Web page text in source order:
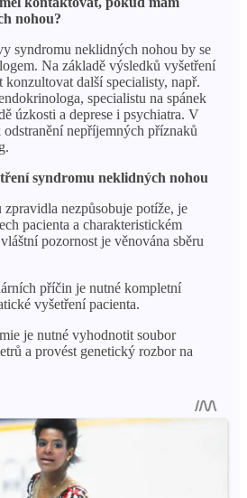
nohou?
syndromu neklidných nohou by se
Na základě výsledků vyšetření
konzultovat další specialisty, např.
specialistu na spánek
úzkosti a deprese i psychiatra. V
nepříjemných příznaků
syndromu neklidných nohou
nezpůsobuje potíže, je
pacienta a charakteristickém
pozornost je věnována sběru
příčin je nutné kompletní
vyšetření pacienta.
je nutné vyhodnotit soubor
a provést genetický rozbor na